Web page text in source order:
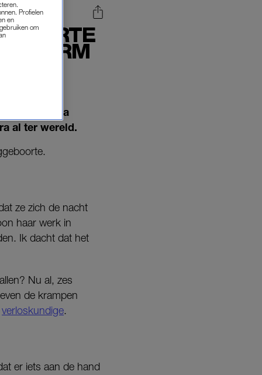
ALARM
dochter Lara
al ter wereld.
ze zich de nacht
haar werk in
Ik dacht dat het
Nu al, zes
de krampen
verloskundige.
er iets aan de hand
Profielen
en
om